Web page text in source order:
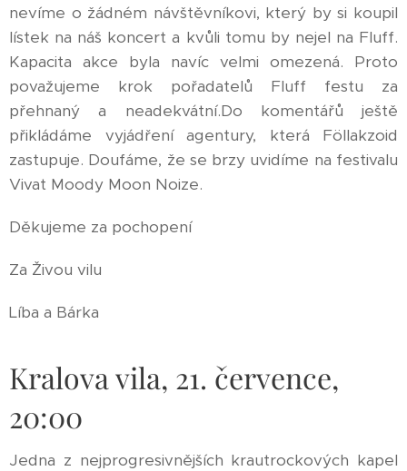
nevíme o žádném návštěvníkovi, který by si koupil
lístek na náš koncert a kvůli tomu by nejel na Fluff.
Kapacita akce byla navíc velmi omezená. Proto
považujeme krok pořadatelů Fluff festu za
přehnaný a neadekvátní.Do komentářů ještě
přikládáme vyjádření agentury, která Föllakzoid
zastupuje. Doufáme, že se brzy uvidíme na festivalu
Vivat Moody Moon Noize.
Děkujeme za pochopení
Za Živou vilu
Líba a Bárka
Kralova vila, 21. července,
20:00
Jedna z nejprogresivnějších krautrockových kapel